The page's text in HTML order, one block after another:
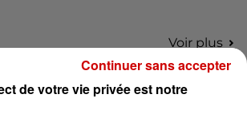
Voir plus
Gagnez vos places pour le
festival Marché Gourmand 2026
de votre vie privée est notre
Continuer sans accepter